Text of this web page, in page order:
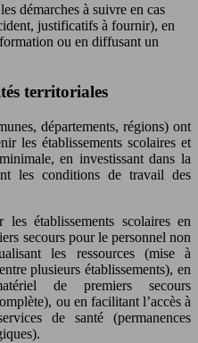
démarches à suivre en cas
justificatifs à fournir), en
ou en diffusant un
territoriales
départements, régions) ont
les établissements scolaires et
en investissant dans la
les conditions de travail des
établissements scolaires en
secours pour le personnel non
les ressources (mise à
plusieurs établissements), en
de premiers secours
ou en facilitant l’accès à
de santé (permanences